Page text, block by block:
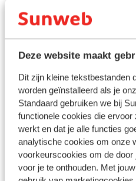
Deze website maakt
Dit zijn kleine tekstbestanden
worden geïnstalleerd als je
Standaard gebruiken we bij
functionele cookies die
werkt en dat je alle functies
analytische cookies om onze
voorkeurscookies om de door
voor je te onthouden. Met
Couples
Afficher